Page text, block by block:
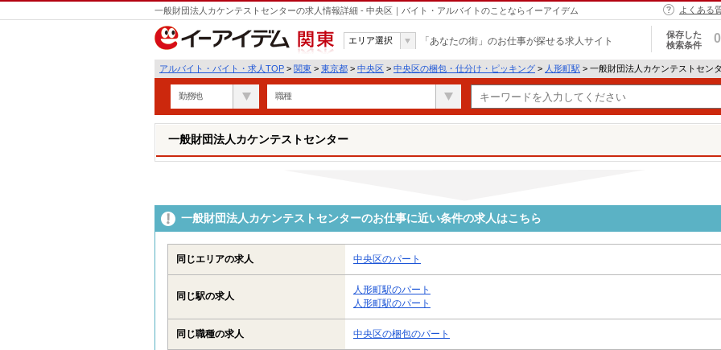
一般財団法人カケンテストセンターの求人情報詳細 - 中央区｜バイト・アルバイトのことならイーアイデム よくある
関東
エリア選択 「あなたの街」のお仕事が探せる求人サイト
保存した
検索条件
0
アルバイト・バイト・求人TOP > 関東 > 東京都 > 中央区 > 中央区の梱包・仕分け・ピッキング > 人形町駅 > 一般財団法人カケンテストセン
勤務地 職種
一般財団法人カケンテストセンター
一般財団法人カケンテストセンターのお仕事に近い条件の求人はこちら
同じエリアの求人 中央区のパート
同じ駅の求人
人形町駅のパート
人形町駅のパート
同じ職種の求人 中央区の梱包のパート